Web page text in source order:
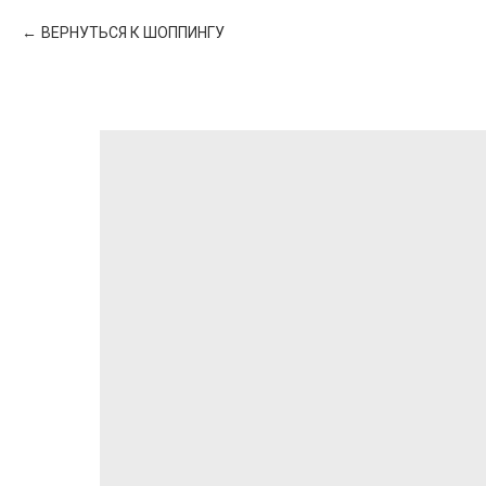
ВЕРНУТЬСЯ К ШОППИНГУ